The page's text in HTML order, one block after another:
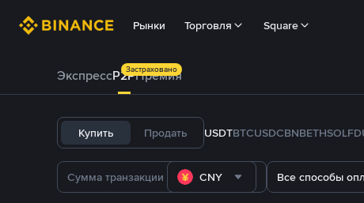
Рынки Торговля Square
ЭкспрессP2PПремия
Застраховано
Купить Продать USDTBTCUSDCBNBETHSOL
CNY Все способы